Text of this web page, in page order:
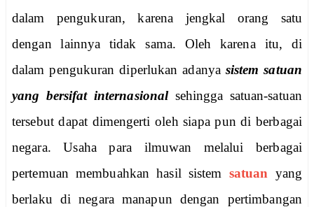
dalam pengukuran, karena jengkal orang satu
dengan lainnya tidak sama. Oleh karena itu, di
dalam pengukuran diperlukan adanya sistem satuan
yang bersifat internasionalsehingga satuan-satuan
tersebut dapat dimengerti oleh siapa pun di berbagai
negara.Usaha para ilmuwan melalui berbagai
pertemuan membuahkan hasil sistem satuan yang
berlaku di negara manapun dengan pertimbangan